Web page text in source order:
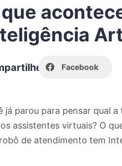
que
Facebook
já parou para pensar qual
assistentes virtuais? O
de atendimento tem